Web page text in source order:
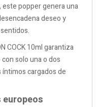
, este popper genera una
deseo y
COCK 10ml garantiza
con solo una o dos
cargados de
europeos